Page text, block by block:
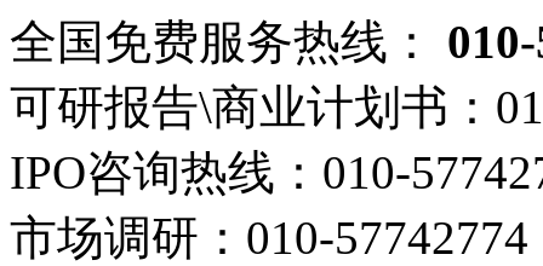
全国免费服务热线：
可研报告\商业计划书：
IPO咨询热线： 010-
市场调研： 010-57742774